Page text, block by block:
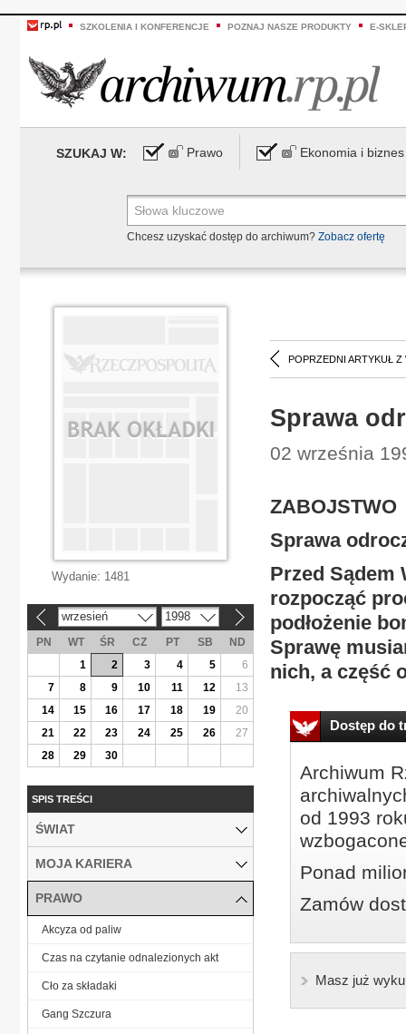
SZKOLENIA I KONFERENCJE POZNAJ NASZE PRODUKTY E-
SZUKAJ W: Prawo Ekonomia i biznes
Chcesz uzyskać dostęp do archiwum? Zobacz ofertę
POPRZEDNI ARTYKUŁ Z
Sprawa
02 września
ZABOJSTWO
Sprawa
Przed Sądem
rozpocząć
podłożenie
Sprawę
nich, a część
Dostęp do
Archiwum
od 1993
Ponad
Zamów
Masz już
Wydanie: 1481
wrzesień 1998
PN WT ŚR CZ PT SB
ND
1
2 3 4 5
6
7
8 9 10 11 12
13
14
15 16 17 18 19
20
21
22 23 24 25 26
27
28
29 30
SPIS TREŚCI
ŚWIAT
MOJA KARIERA
PRAWO
Akcyza od paliw
Czas na czytanie odnalezionych akt
Cło za składaki
Gang Szczura